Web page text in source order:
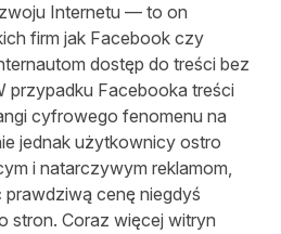
Internetu — to on
firm jak Facebook czy
dostęp do treści bez
przypadku Facebooka treści
cyfrowego fenomenu na
jednak użytkownicy ostro
i natarczywym reklamom,
cenę niegdyś
stron. Coraz więcej witryn